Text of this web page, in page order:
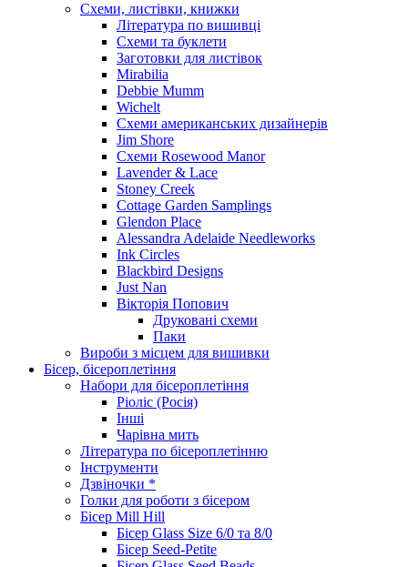
Схеми, листівки, книжки
Література по вишивці
Схеми та буклети
Заготовки для листівок
Mirabilia
Debbie Mumm
Wichelt
Схеми американських дизайнерів
Jim Shore
Cхеми Rosewood Manor
Lavender & Lace
Stoney Creek
Cottage Garden Samplings
Glendon Place
Alessandra Adelaide Needleworks
Ink Circles
Blackbird Designs
Just Nan
Вікторія Попович
Друковані схеми
Паки
Вироби з місцем для вишивки
Бісер, бісероплетіння
Набори для бісероплетіння
Ріоліс (Росія)
Інші
Чарівна мить
Література по бісероплетінню
Інструменти
Дзвіночки *
Голки для роботи з бісером
Бісер Mill Hill
Бісер Glass Size 6/0 та 8/0
Бісер Seed-Petite